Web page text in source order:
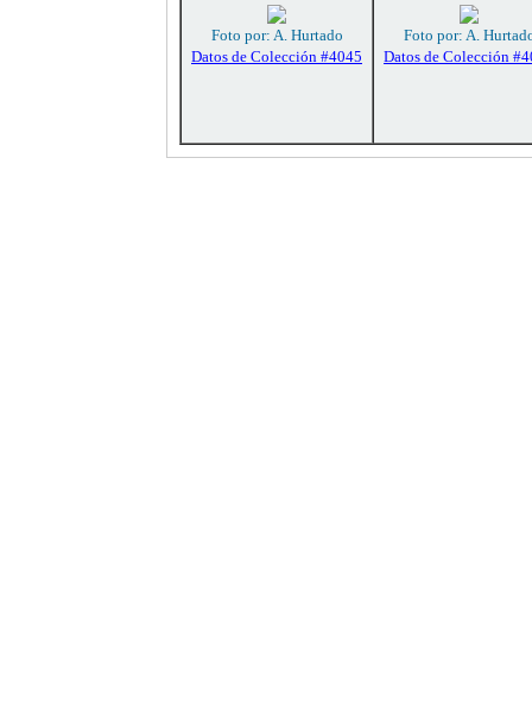
Foto por: A. Hurtado
Datos de Colección #4045
Foto por: A.
Datos de Colección